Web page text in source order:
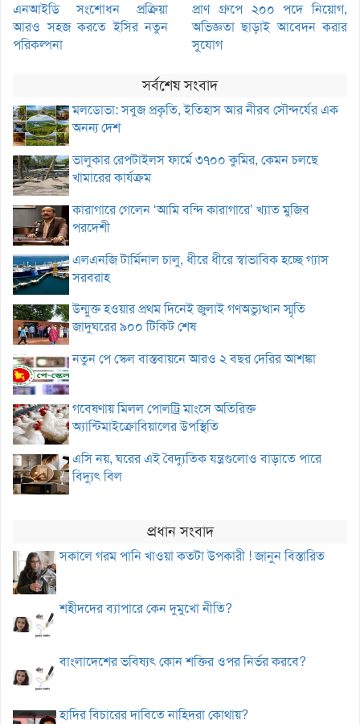
এনআইডি সংশোধন প্রক্রিয়া
আরও সহজ করতে ইসির নতুন
পরিকল্পনা
প্রাণ গ্রুপে ২০০ পদে নিয়োগ,
অভিজ্ঞতা ছাড়াই আবেদন করার
সুযোগ
সর্বশেষ সংবাদ
মলডোভা: সবুজ প্রকৃতি, ইতিহাস আর নীরব সৌন্দর্যের এক
অনন্য দেশ
ভালুকার রেপটাইলস ফার্মে ৩৭০০ কুমির, কেমন চলছে
খামারের কার্যক্রম
কারাগারে গেলেন ‘আমি বন্দি কারাগারে’ খ্যাত মুজিব
পরদেশী
এলএনজি টার্মিনাল চালু, ধীরে ধীরে স্বাভাবিক হচ্ছে গ্যাস
সরবরাহ
উন্মুক্ত হওয়ার প্রথম দিনেই জুলাই গণঅভ্যুত্থান স্মৃতি
জাদুঘরের ৯০০ টিকিট শেষ
নতুন পে স্কেল বাস্তবায়নে আরও ২ বছর দেরির আশঙ্কা
গবেষণায় মিলল পোলট্রি মাংসে অতিরিক্ত
অ্যান্টিমাইক্রোবিয়ালের উপস্থিতি
এসি নয়, ঘরের এই বৈদ্যুতিক যন্ত্রগুলোও বাড়াতে পারে
বিদ্যুৎ বিল
প্রধান সংবাদ
সকালে গরম পানি খাওয়া কতটা উপকারী ! জানুন বিস্তারিত
শহীদদের ব্যাপারে কেন দুমুখো নীতি?
বাংলাদেশের ভবিষ্যৎ কোন শক্তির ওপর নির্ভর করবে?
হাদির বিচারের দাবিতে নাহিদরা কোথায়?